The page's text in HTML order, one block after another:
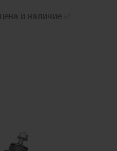
и наличие ✅